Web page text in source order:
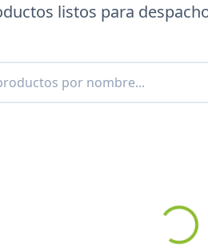
listos para